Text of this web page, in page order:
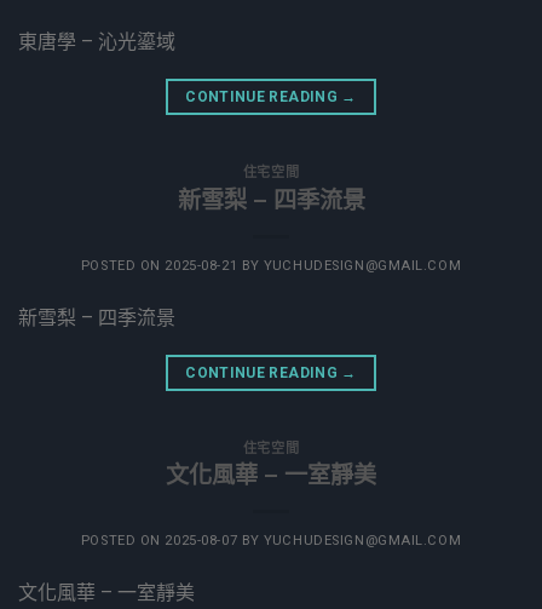
東唐學 – 沁光鎏域
CONTINUE READING →
住宅空間
新雪梨 – 四季流景
POSTED ON 2025-08-21 BYYUCHUDESIGN@GMAIL.COM
新雪梨 – 四季流景
CONTINUE READING →
住宅空間
文化風華 – 一室靜美
POSTED ON 2025-08-07 BYYUCHUDESIGN@GMAIL.COM
文化風華 – 一室靜美